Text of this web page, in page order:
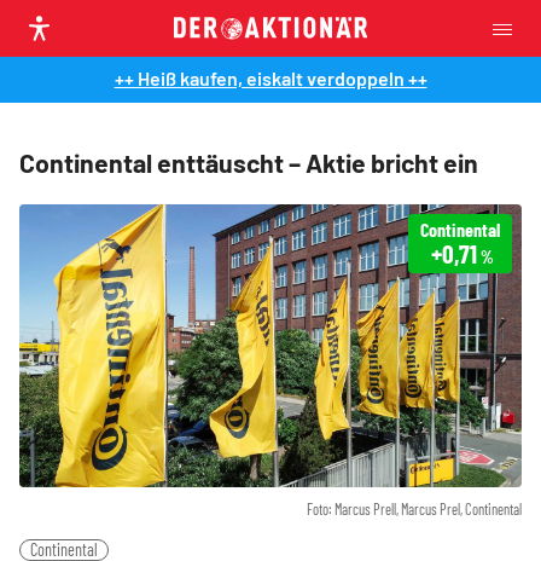
++ Heiß kaufen, eiskalt verdoppeln ++
Continental enttäuscht – Aktie bricht ein
Foto: Marcus Prell, Marcus Prel, Continental
Continental
+0,71%
Continental